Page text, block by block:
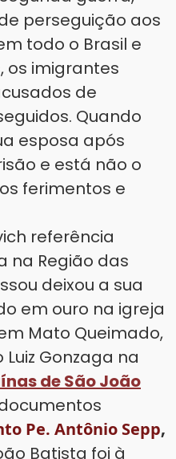
perseguição aos
todo o Brasil e
os imigrantes
de
Quando
esposa após
e está não o
ferimentos e
referência
na Região das
deixou a sua
em ouro na igreja
Mato Queimado,
Gonzaga na
de São João
Pe. Antônio Sepp,
Batista foi à